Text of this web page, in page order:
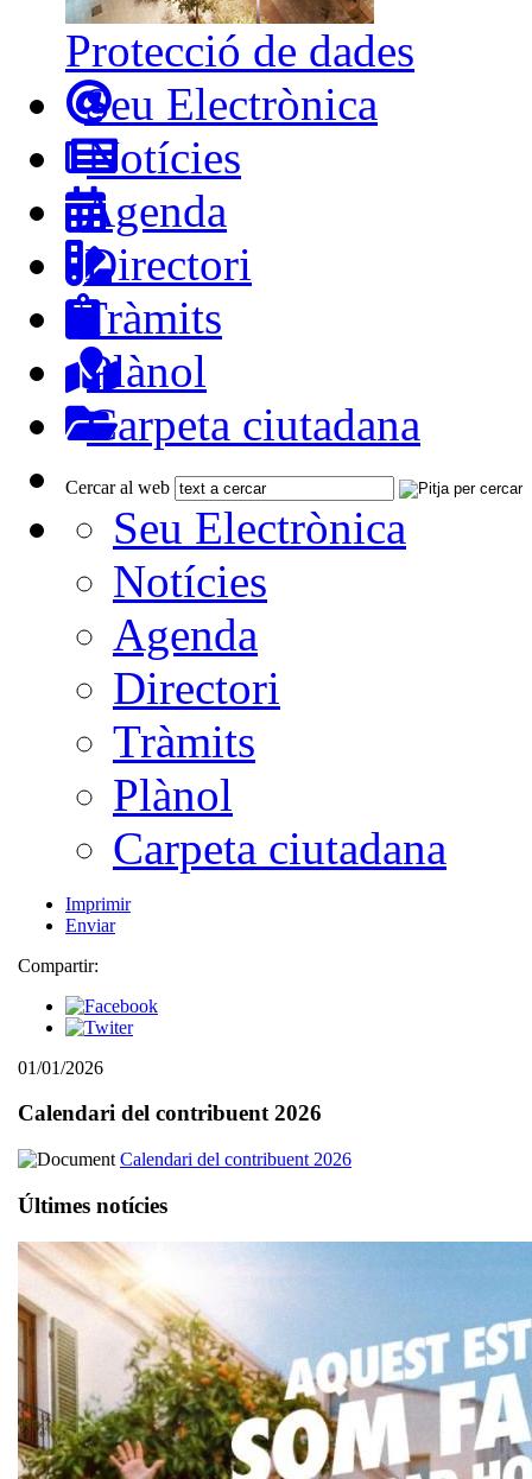
Protecció de dades
Seu Electrònica
Notícies
Agenda
Directori
Tràmits
Plànol
Carpeta ciutadana
Cercar al web
Seu Electrònica
Notícies
Agenda
Directori
Tràmits
Plànol
Carpeta ciutadana
Imprimir
Enviar
Compartir:
01/01/2026
Calendari del contribuent 2026
Calendari del contribuent 2026
Últimes notícies